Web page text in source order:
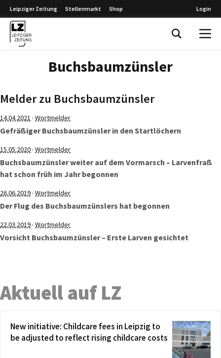
Leipziger Zeitung Stellenmarkt Shop Login
Buchsbaumzünsler
Melder zu Buchsbaumzünsler
14.04.2021 · Wortmelder
Gefräßiger Buchsbaumzünsler in den Startlöchern
15.05.2020· Wortmelder
Buchsbaumzünsler weiter auf dem Vormarsch – Larvenfraß
hat schon früh im Jahr begonnen
26.06.2019· Wortmelder
Der Flug des Buchsbaumzünslers hat begonnen
22.03.2019· Wortmelder
Vorsicht Buchsbaumzünsler – Erste Larven gesichtet
Aktuell auf LZ
New initiative: Childcare fees in Leipzig to
be adjusted to reflect rising childcare costs